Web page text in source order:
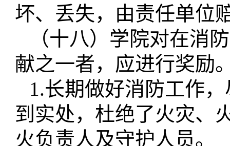
坏、丢失，由责任单位
（十八）学院对在消
献之一者，应进行奖励
1.长期做好消防工作
到实处，杜绝了火灾、
火负责人及守护人员。